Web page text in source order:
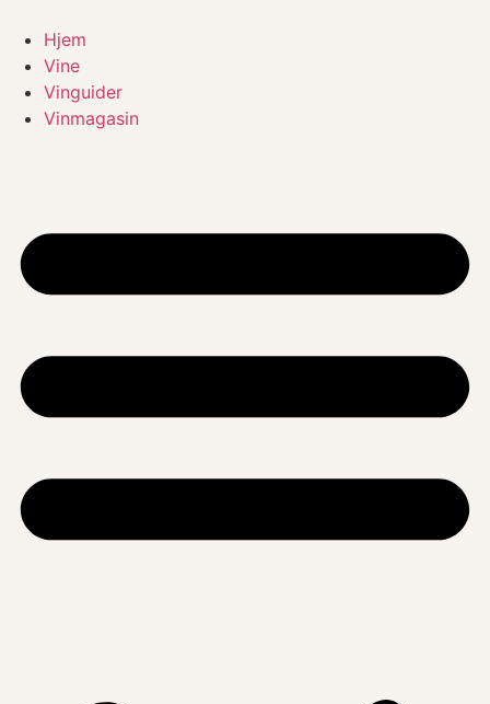
indhold
Hjem
Vine
Vinguider
Vinmagasin